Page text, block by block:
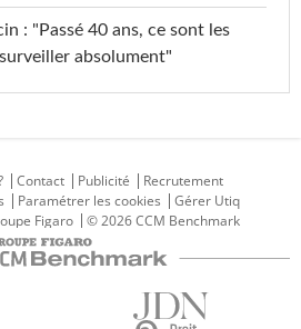
: "Passé 40 ans, ce sont les
absolument"
Contact Publicité
Recrutement
Paramétrer les cookies
Gérer Utiq
Figaro © 2026 CCM Benchmark